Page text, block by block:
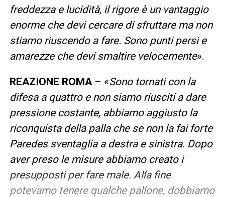
freddezza e lucidità, il rigore è un vantaggio
enorme che devi cercare di sfruttare ma non
stiamo riuscendo a fare. Sono punti persi e
amarezze che devi smaltire velocemente».
REAZIONE ROMA– «Sono tornati con la
difesa a quattro e non siamo riusciti a dare
pressione costante, abbiamo aggiusto la
riconquista della palla che se non la fai forte
Paredes sventaglia a destra e sinistra. Dopo
aver preso le misure abbiamo creato i
presupposti per fare male. Alla fine
potevamo tenere qualche pallone, dobbiamo